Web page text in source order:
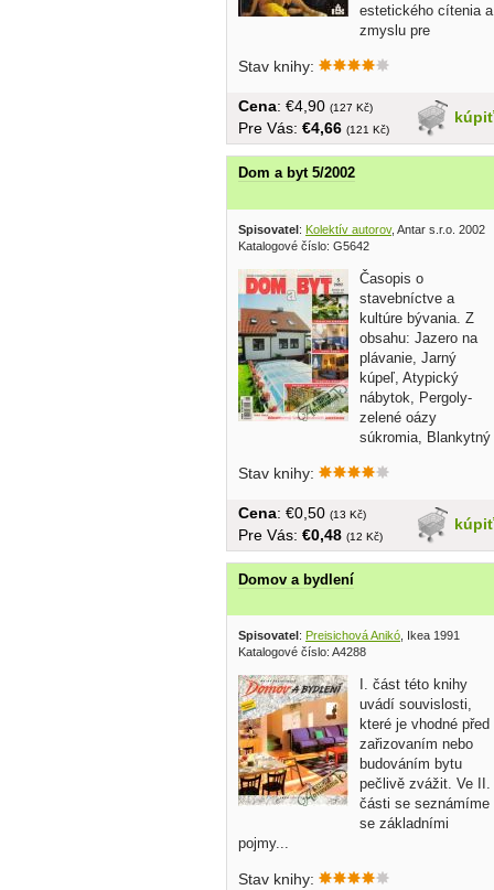
estetického cítenia a
zmyslu pre
Stav knihy:
kúpiť
Cena: €4,90 (127 Kč)
Pre Vás: €4,66 (121 Kč)
Dom a byt 5/2002
Spisovatel: Kolektív autorov, Antar s.r.o. 2002
Katalogové číslo: G5642
Časopis o
stavebníctve a
kultúre bývania. Z
obsahu: Jazero na
plávanie, Jarný
kúpeľ, Atypický
nábytok, Pergoly-
zelené oázy
súkromia, Blankytný
Stav knihy:
kúpiť
Cena: €0,50 (13 Kč)
Pre Vás: €0,48 (12 Kč)
Domov a bydlení
Spisovatel : Preisichová Anikó , Ikea 1991
Katalogové číslo: A4288
I. část této knihy
uvádí souvislosti,
které je vhodné před
zařizovaním nebo
budováním bytu
pečlivě zvážit. Ve II.
části se seznámíme
se základními
pojmy...
Stav knihy: